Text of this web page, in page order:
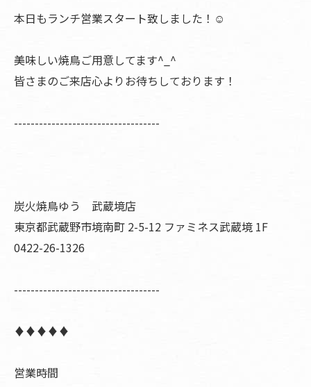
本日もランチ営業スタート致しました！☺️
美味しい焼鳥ご用意してます^_^
皆さまのご来店心よりお待ちしております！
-----------------------------------
炭火焼鳥ゆう 武蔵境店
東京都武蔵野市境南町 2-5-12 ファミネス武蔵境 1F
0422-26-1326
-----------------------------------
♦︎♦︎♦︎♦︎♦︎
営業時間